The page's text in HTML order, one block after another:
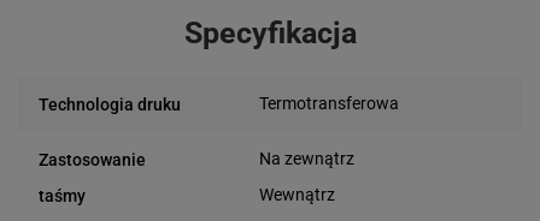
Specyfikacja
Technologia druku Termotransferowa
Zastosowanie
taśmy
Na zewnątrz
Wewnątrz